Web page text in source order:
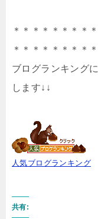
＊＊＊＊＊＊＊＊
＊＊＊＊＊＊＊＊
ブログランキング
します↓↓
人気ブログランキング
共有: